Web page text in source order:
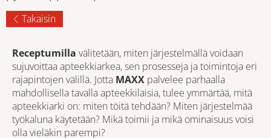
Takaisin
Receptumilla välitetään, miten järjestelmällä voidaan
sujuvoittaa apteekkiarkea, sen prosesseja ja toimintoja eri
rajapintojen välillä. Jotta MAXX palvelee parhaalla
mahdollisella tavalla apteekkilaisia, tulee ymmärtää, mitä
apteekkiarki on: miten töitä tehdään? Miten järjestelmää
työkaluna käytetään? Mikä toimii ja mikä ominaisuus voisi
olla vieläkin parempi?